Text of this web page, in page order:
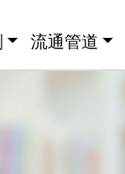
流通管道